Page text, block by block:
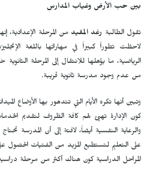
بين حب الأرض وغياب المدارس
تقول الطالبة رغد المقيد من المرحلة الإعدادية،
لاحظت تطوراً كبيراً في مهاراتها باللغة
الرياضية، ما يؤهلها للانتقال إلى المرحلة
من عدم وجود مدرسة ثانوية قريبة.
وتبين أنها تكره الأيام التي تتدهور بها الأوضاع
كون الإدارة تهيئ لهم كافة الظروف لتقديم
والرعاية النفسية أيضاً، لافتة إلى أن المدرسة
على التعليم لتستطيع المزيد من الفتيات الحصول
المراحل الدراسية كون هناك أكثر من مرحلة